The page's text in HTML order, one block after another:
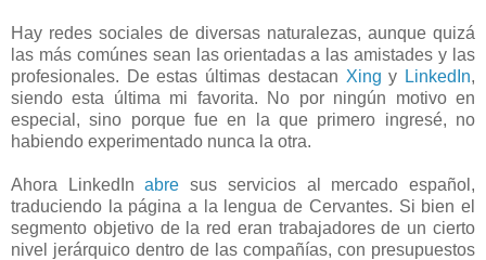
Hay redes sociales de diversas naturalezas, aunque quizá
las más comúnes sean las orientadas a las amistades y las
profesionales. De estas últimas destacan Xingy LinkedIn,
siendo esta última mi favorita. No por ningún motivo en
especial, sino porque fue en la que primero ingresé, no
habiendo experimentado nunca la otra.
Ahora LinkedInabre sus servicios al mercado español,
traduciendo la página a la lengua de Cervantes. Si bien el
segmento objetivo de la red eran trabajadores de un cierto
nivel jerárquico dentro de las compañías, con presupuestos